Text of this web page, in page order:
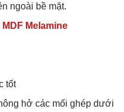
ngoài bề mặt.
Melamine
tốt
hở các mối ghép dưới